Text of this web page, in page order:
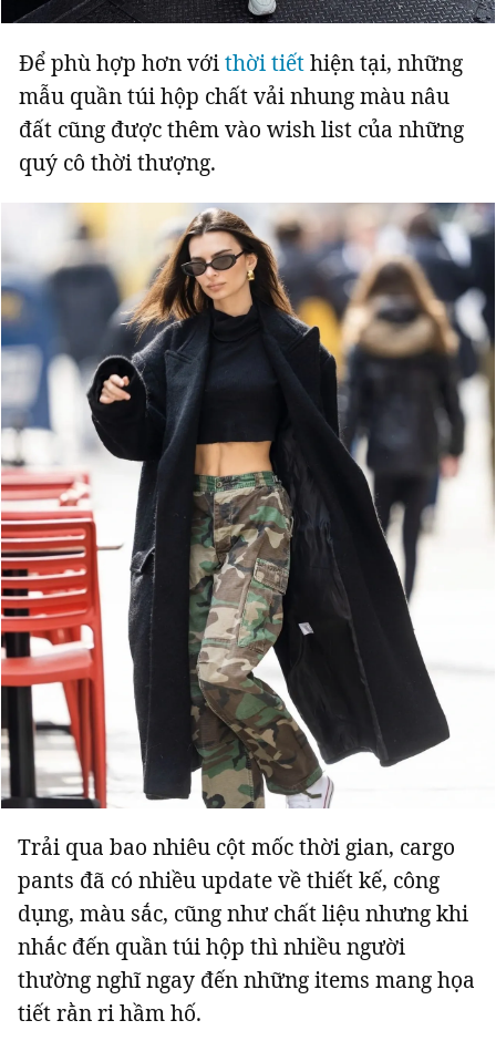
Để phù hợp hơn vớithời tiếthiện tại, những
mẫu quần túi hộp chất vải nhung màu nâu
đất cũng được thêm vào wish list của những
quý cô thời thượng.
Trải qua bao nhiêu cột mốc thời gian, cargo
pants đã có nhiều update về thiết kế, công
dụng, màu sắc, cũng như chất liệu nhưng khi
nhắc đến quần túi hộp thì nhiều người
thường nghĩ ngay đến những items mang họa
tiết rằn ri hầm hố.